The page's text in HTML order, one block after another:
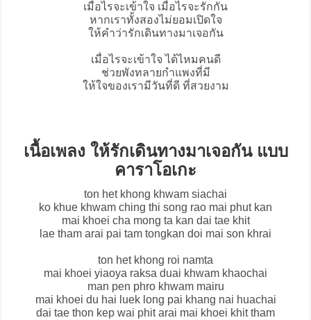
เมื่อไรจะเข้าใจ เมื่อไรจะรักกัน
หากเราทั้งสองไม่ยอมเปิดใจ
ให้คำว่ารักเดินทางมาเจอกัน
เมื่อไรจะเข้าใจ ได้ไหมคนดี
ช่วยพังทลายกำแพงที่มี
ให้ใจของเรามีวันที่ดี ที่สวยงาม
เนื้อเพลง ให้รักเดินทางมาเจอกัน แบบ
คาราโอเกะ
ton het khong khwam siachai
ko khue khwam ching thi song rao mai phut kan
mai khoei cha mong ta kan dai tae khit
lae tham arai pai tam tongkan doi mai son khrai
ton het khong roi namta
mai khoei yiaoya raksa duai khwam khaochai
man pen phro khwam mairu
mai khoei du hai luek long pai khang nai huachai
dai tae thon kep wai phit arai mai khoei khit tham